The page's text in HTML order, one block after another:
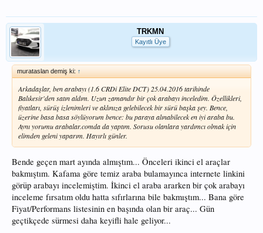
TRKMN
Kayıtlı Üye
murataslan demiş ki: ↑
Arkadaşlar, ben arabayı (1.6 CRDi Elite DCT) 25.04.2016 tarihinde
Balıkesir'den satın aldım. Uzun zamandır bir çok arabayı inceledim. Özellikleri,
fiyatları, sürüş izlenimleri ve aklınıza gelebilecek bir sürü başka şey. Bence,
üzerine basa basa söylüyorum bence: bu paraya alınabilecek en iyi araba bu.
Aynı yorumu arabalar.comda da yaptım. Sorusu olanlara yardımcı olmak için
elimden geleni yaparım. Hayırlı günler.
Bende geçen mart ayında almıştım... Önceleri ikinci el araçlar
bakmıştım. Kafama göre temiz araba bulamayınca internete linkini
görüp arabayı incelemiştim. İkinci el araba ararken bir çok arabayı
inceleme fırsatım oldu hatta sıfırlarına bile bakmıştım... Bana göre
Fiyat/Performans listesinin en başında olan bir araç... Gün
geçtikçede sürmesi daha keyifli hale geliyor...